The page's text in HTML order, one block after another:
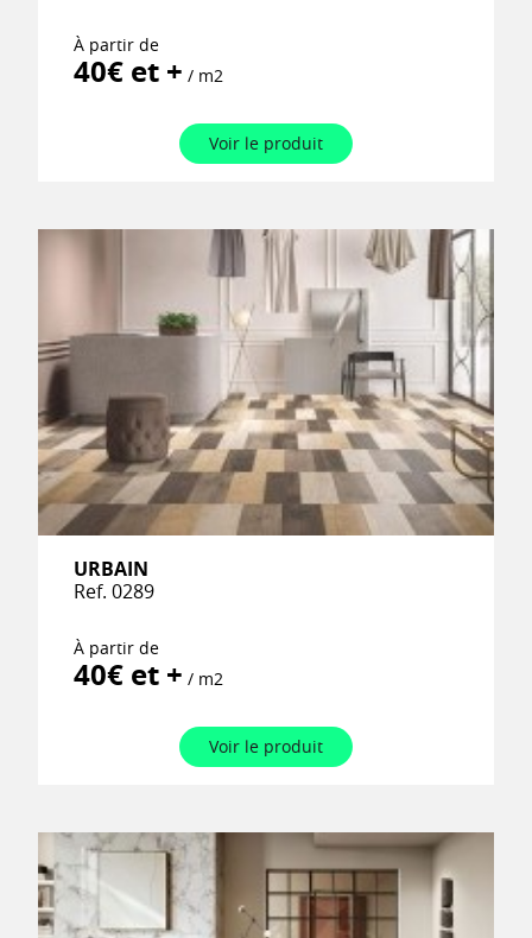
À partir de
40€ et + / m2
Voir le produit
URBAIN
Ref. 0289
À partir de
40€ et + / m2
Voir le produit